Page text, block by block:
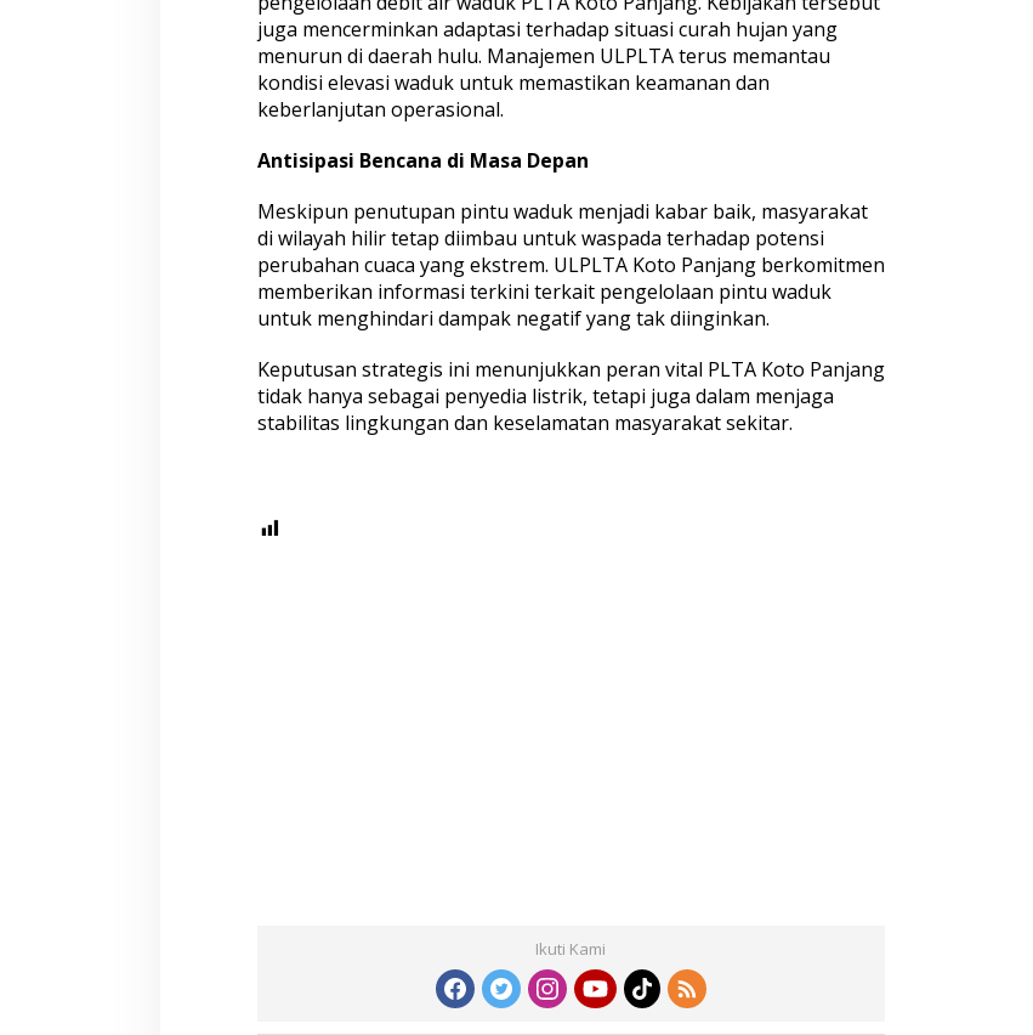
juga mencerminkan adaptasi terhadap situasi curah hujan yang
menurun di daerah hulu. Manajemen ULPLTA terus memantau
kondisi elevasi waduk untuk memastikan keamanan dan
keberlanjutan operasional.
Antisipasi Bencana di Masa Depan
Meskipun penutupan pintu waduk menjadi kabar baik, masyarakat
di wilayah hilir tetap diimbau untuk waspada terhadap potensi
perubahan cuaca yang ekstrem. ULPLTA Koto Panjang berkomitmen
memberikan informasi terkini terkait pengelolaan pintu waduk
untuk menghindari dampak negatif yang tak diinginkan.
Keputusan strategis ini menunjukkan peran vital PLTA Koto Panjang
tidak hanya sebagai penyedia listrik, tetapi juga dalam menjaga
stabilitas lingkungan dan keselamatan masyarakat sekitar.
Ikuti Kami